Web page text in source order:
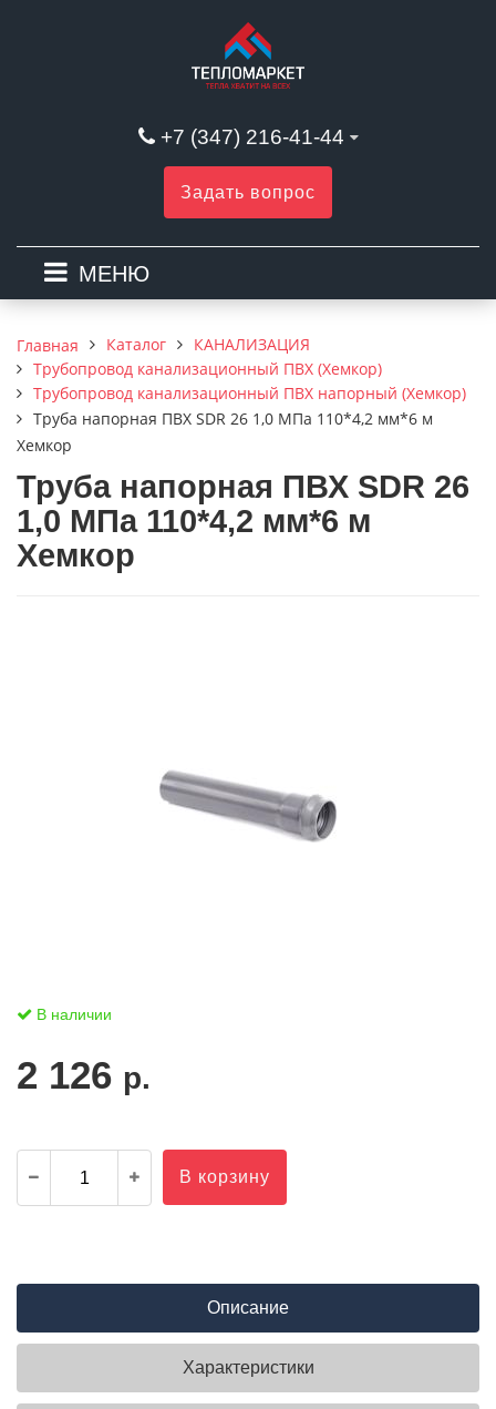
+7 (347) 216-41-44
Задать вопрос
МЕНЮ
Главная Каталог
КАНАЛИЗАЦИЯ
Трубопровод канализационный ПВХ (Хемкор)
Трубопровод канализационный ПВХ напорный (Хемкор)
Труба напорная ПВХ SDR 26 1,0 МПа 110*4,2 мм*6 м
Хемкор
Труба напорная ПВХ SDR 26
1,0 МПа 110*4,2 мм*6 м
Хемкор
В наличии
2 126 р.
В корзину
Описание
Характеристики